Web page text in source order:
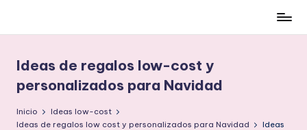
contenido
low-
cost
y
morir
Ideas de regalos low-cost y
personalizados para Navidad
Inicio
Ideas low-cost
Ideas de regalos low cost y personalizados para Navidad
Ideas